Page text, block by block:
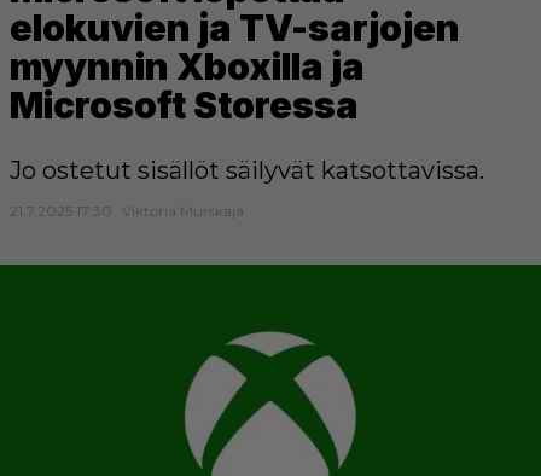
elokuvien ja TV-sarjojen
myynnin Xboxilla ja
Microsoft Storessa
Jo ostetut sisällöt säilyvät katsottavissa.
21.7.2025 17:30 Viktoria Murskaja